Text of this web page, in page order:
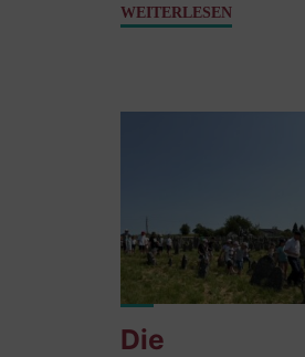
WEITERLESEN"Hebräisch
Die